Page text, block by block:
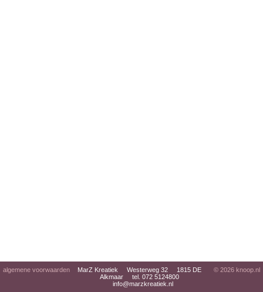
algemene voorwaarden
MarZ Kreatiek Westerweg 32 1815 DE
Alkmaar tel. 072 5124800
info@marzkreatiek.nl
© 2026 knoop.nl